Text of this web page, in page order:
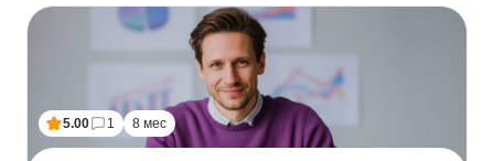
Мотивация сотрудников
Трудовое законодательство
Топ менеджмент
5.00 1 8 мес